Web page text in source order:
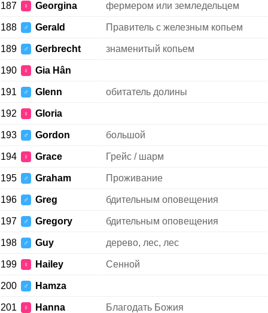
187 ♀ Georgina фермером или земледельцем
188 ♂ Gerald Правитель с железным копьем
189 ♂ Gerbrecht знаменитый копьем
190 ♀ Gia Hân
191 ♂ Glenn обитатель долины
192 ♀ Gloria
193 ♂ Gordon большой
194 ♀ Grace Грейс / шарм
195 ♂ Graham Проживание
196 ♂ Greg бдительным оповещения
197 ♂ Gregory бдительным оповещения
198 ♂ Guy дерево, лес, лес
199 ♀ Hailey Сенной
200 ♂ Hamza
201 ♀ Hanna Благодать Божия